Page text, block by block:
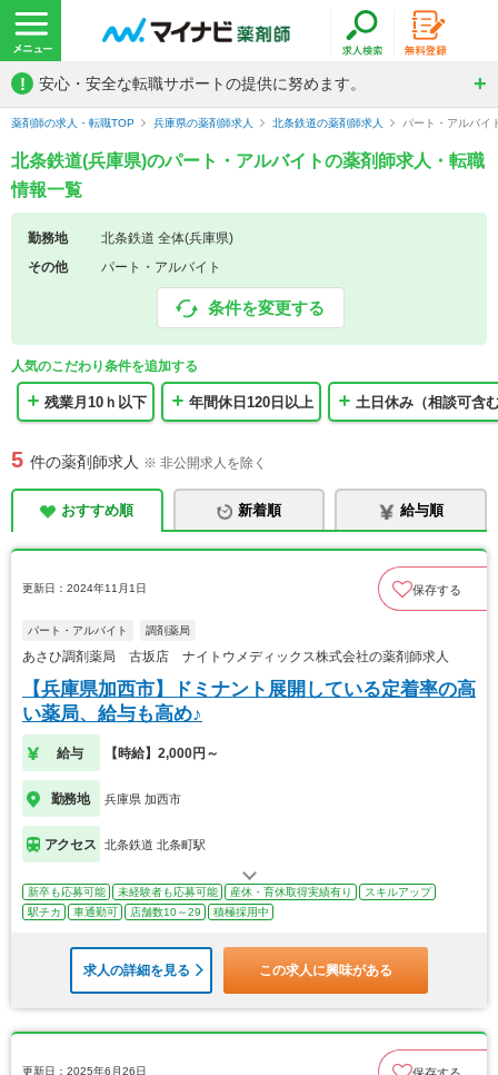
! 安心・安全な転職サポートの提供に努めます。
薬剤師の求人・転職TOP 兵庫県の薬剤師求人 北条鉄道の薬剤師求人 パート・アルバイ
北条鉄道(兵庫県)のパート・アルバイトの薬剤師求人・転職
情報一覧
勤務地
北条鉄道 全体(兵庫県)
その他
パート・アルバイト
条件を変更する
人気のこだわり条件を追加する
残業月10ｈ以下 年間休日120日以上 土日休み（相談可含
5 件の薬剤師求人 ※ 非公開求人を除く
おすすめ順 新着順 給与順
更新日：2024年11月1日 保存する
パート・アルバイト 調剤薬局
あさひ調剤薬局 古坂店 ナイトウメディックス株式会社の薬剤師求人
【兵庫県加西市】ドミナント展開している定着率の高
い薬局、給与も高め♪
給与 【時給】2,000円～
勤務地 兵庫県 加西市
アクセス 北条鉄道 北条町駅
新卒も応募可能 未経験者も応募可能 産休・育休取得実績有り
スキルアップ
駅チカ
車通勤可 店舗数10～29 積極採用中
求人の詳細を見る この求人に興味がある
更新日：2025年6月26日